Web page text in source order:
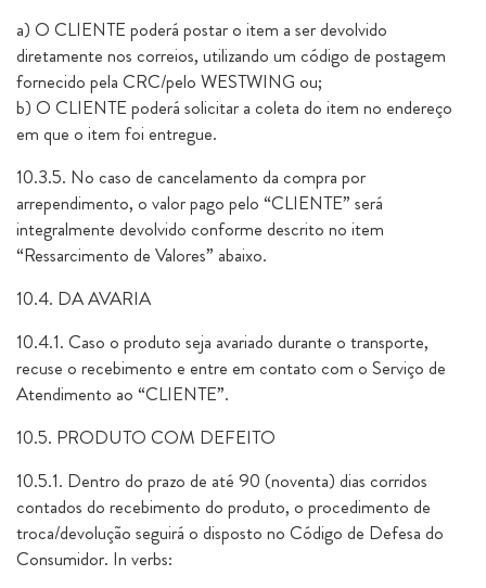
a) O CLIENTE poderá postar o item a ser devolvido
diretamente nos correios, utilizando um código de postagem
fornecido pela CRC/pelo WESTWING ou;
b) O CLIENTE poderá solicitar a coleta do item no endereço
em que o item foi entregue.
10.3.5. No caso de cancelamento da compra por
arrependimento, o valor pago pelo “CLIENTE” será
integralmente devolvido conforme descrito no item
“Ressarcimento de Valores” abaixo.
10.4. DA AVARIA
10.4.1. Caso o produto seja avariado durante o transporte,
recuse o recebimento e entre em contato com o Serviço de
Atendimento ao “CLIENTE”.
10.5. PRODUTO COM DEFEITO
10.5.1. Dentro do prazo de até 90 (noventa) dias corridos
contados do recebimento do produto, o procedimento de
troca/devolução seguirá o disposto no Código de Defesa do
Consumidor. In verbs: